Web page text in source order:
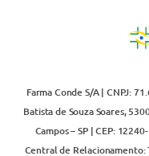
Farma Conde S/A | CNPJ:
Batista de Souza Soares,
Campos – SP | CEP:
Central de